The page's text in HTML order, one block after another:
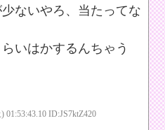
ないやろ、当たってな
いはかするんちゃう
01:53:43.10 ID:JS7ktZ420